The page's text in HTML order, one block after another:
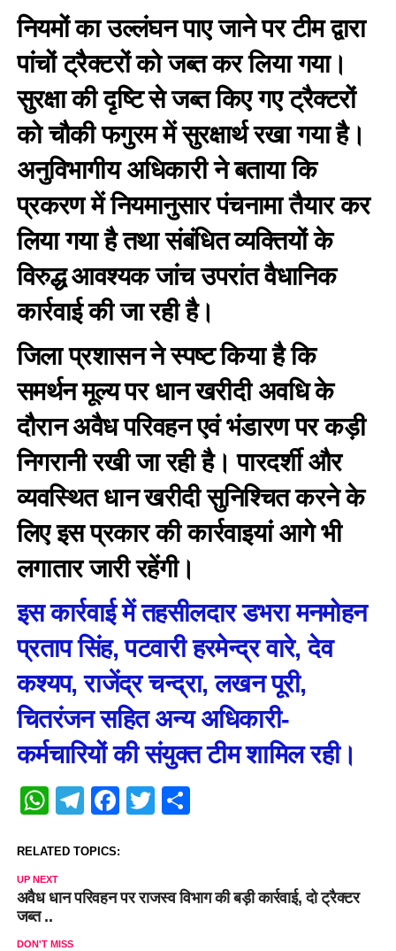
नियमों का उल्लंघन पाए जाने पर टीम द्वारा
पांचों ट्रैक्टरों को जब्त कर लिया गया।
सुरक्षा की दृष्टि से जब्त किए गए ट्रैक्टरों
को चौकी फगुरम में सुरक्षार्थ रखा गया है।
अनुविभागीय अधिकारी ने बताया कि
प्रकरण में नियमानुसार पंचनामा तैयार कर
लिया गया है तथा संबंधित व्यक्तियों के
विरुद्ध आवश्यक जांच उपरांत वैधानिक
कार्रवाई की जा रही है।
जिला प्रशासन ने स्पष्ट किया है कि
समर्थन मूल्य पर धान खरीदी अवधि के
दौरान अवैध परिवहन एवं भंडारण पर कड़ी
निगरानी रखी जा रही है। पारदर्शी और
व्यवस्थित धान खरीदी सुनिश्चित करने के
लिए इस प्रकार की कार्रवाइयां आगे भी
लगातार जारी रहेंगी।
इस कार्रवाई में तहसीलदार डभरा मनमोहन
प्रताप सिंह, पटवारी हरमेन्द्र वारे, देव
कश्यप, राजेंद्र चन्द्रा, लखन पूरी,
चितरंजन सहित अन्य अधिकारी-
कर्मचारियों की संयुक्त टीम शामिल रही।
WhatsApp
Telegram
Facebook
Twitter
RELATED TOPICS:
UP NEXT
अवैध धान परिवहन पर राजस्व विभाग की बड़ी कार्रवाई, दो ट्रैक्टर
जब्त ..
DON'T MISS